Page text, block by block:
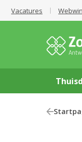
Vacatures